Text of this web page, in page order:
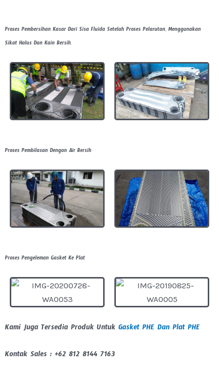
Proses Pembersihan Kasar Dari Sisa Fluida Setelah Proses Pelarutan, Menggunakan
Sikat Halus Dan Kain Bersih.
Proses Pembilasan Dengan Air Bersih
Proses Pengeleman Gasket Ke Plat
Kami Juga Tersedia Produk Untuk Gasket PHE Dan Plat PHE
Kontak Sales : +62 812 8144 7163